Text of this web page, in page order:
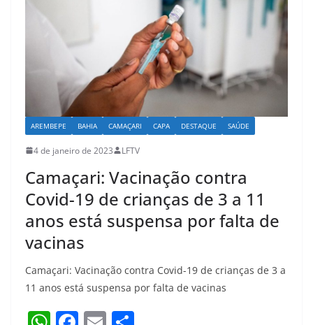
k
AREMBEPE BAHIA CAMAÇARI CAPA DESTAQUE SAÚDE
4 de janeiro de 2023 LFTV
Camaçari: Vacinação contra
Covid-19 de crianças de 3 a 11
anos está suspensa por falta de
vacinas
Camaçari: Vacinação contra Covid-19 de crianças de 3 a
11 anos está suspensa por falta de vacinas